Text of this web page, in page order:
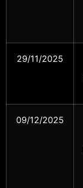
29/11/2025
09/12/2025